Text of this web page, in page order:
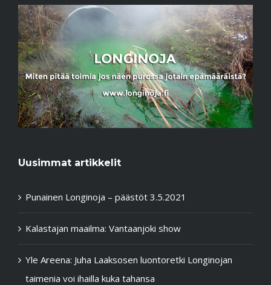
Uusimmat artikkelit
Punainen Longinoja – päästöt 3.5.2021
Kalastajan maailma: Vantaanjoki show
Yle Areena: Juha Laaksosen luontoretki Longinojan
taimenia voi ihailla kuka tahansa